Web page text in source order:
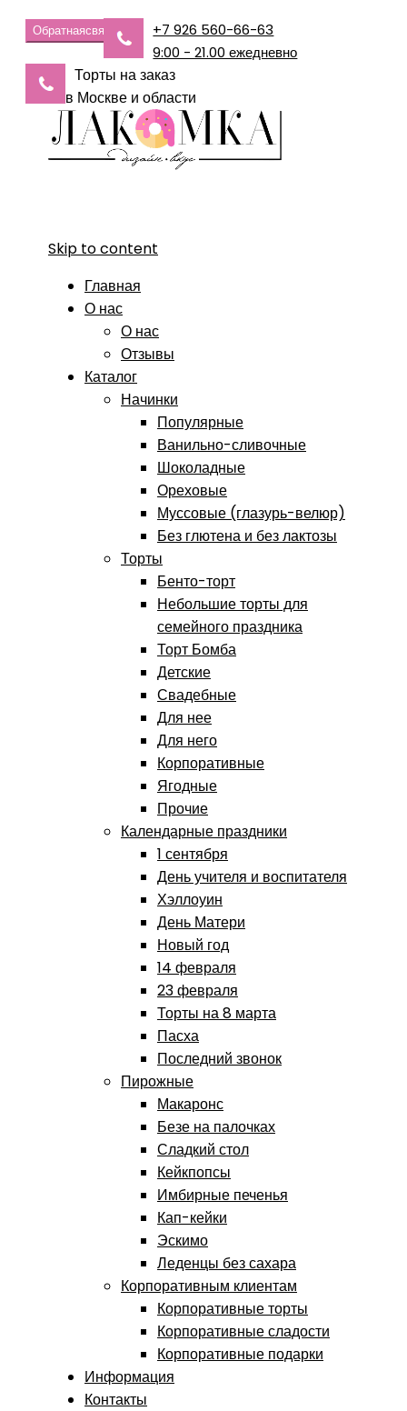
Обратнаясвязь
+7 926 560-66-63
9:00 - 21.00 ежедневно
Торты на заказ
в Москве и области
Skip to content
Главная
О нас
О нас
Отзывы
Каталог
Начинки
Популярные
Ванильно-сливочные
Шоколадные
Ореховые
Муссовые (глазурь-велюр)
Без глютена и без лактозы
Торты
Бенто-торт
Небольшие торты для
семейного праздника
Торт Бомба
Детские
Свадебные
Для нее
Для него
Корпоративные
Ягодные
Прочие
Календарные праздники
1 сентября
День учителя и воспитателя
Хэллоуин
День Матери
Новый год
14 февраля
23 февраля
Торты на 8 марта
Пасха
Последний звонок
Пирожные
Макаронс
Безе на палочках
Сладкий стол
Кейкпопсы
Имбирные печенья
Кап-кейки
Эскимо
Леденцы без сахара
Корпоративным клиентам
Корпоративные торты
Корпоративные сладости
Корпоративные подарки
Информация
Контакты